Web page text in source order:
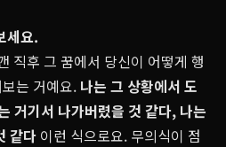
세요.
직후 그 꿈에서 당신이 어떻게 행
는 거예요. 나는 그 상황에서 도
거기서 나가버렸을 것 같다, 나는
같다 이런 식으로요. 무의식이 점